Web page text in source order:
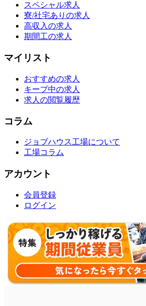
スペシャル求人
寮/社宅ありの求人
高収入の求人
期間工の求人
マイリスト
おすすめの求人
キープ中の求人
求人の閲覧履歴
コラム
ジョブハウス工場について
工場コラム
アカウント
会員登録
ログイン